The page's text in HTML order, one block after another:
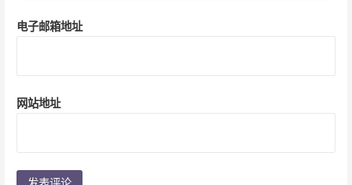
电子邮箱地址
网站地址